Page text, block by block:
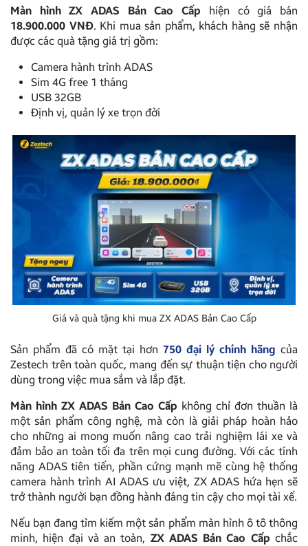
Màn hình ZX ADAS Bản Cao Cấp hiện có giá bán
18.900.000 VNĐ. Khi mua sản phẩm, khách hàng sẽ nhận
được các quà tặng giá trị gồm:
Camera hành trình ADAS
Sim 4G free 1 tháng
USB 32GB
Định vị, quản lý xe trọn đời
Giá và quà tặng khi mua ZX ADAS Bản Cao Cấp
Sản phẩm đã có mặt tại hơn 750 đại lý chính hãng của
Zestech trên toàn quốc, mang đến sự thuận tiện cho người
dùng trong việc mua sắm và lắp đặt.
Màn hình ZX ADAS Bản Cao Cấp không chỉ đơn thuần là
một sản phẩm công nghệ, mà còn là giải pháp hoàn hảo
cho những ai mong muốn nâng cao trải nghiệm lái xe và
đảm bảo an toàn tối đa trên mọi cung đường. Với các tính
năng ADAS tiên tiến, phần cứng mạnh mẽ cùng hệ thống
camera hành trình AI ADAS ưu việt, ZX ADAS hứa hẹn sẽ
trở thành người bạn đồng hành đáng tin cậy cho mọi tài xế.
Nếu bạn đang tìm kiếm một sản phẩm màn hình ô tô thông
minh, hiện đại và an toàn, ZX ADAS Bản Cao Cấp chắc